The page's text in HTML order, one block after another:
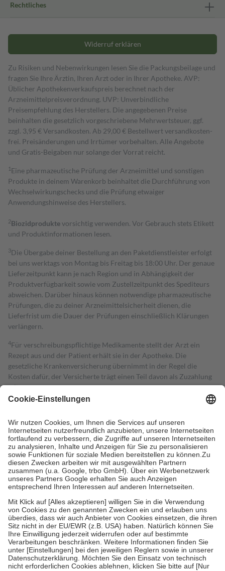
Rechtliches
Widerruf erklären
Zu Risiken und Nebenwirkungen lesen Sie die Packungsbeilage und
fragen Sie Ihre Ärztin, Ihren Arzt oder in Ihrer Apotheke. AVP:
Üblicher Apothekenverkaufspreis berechnet nach der
Arzneimittelpreisverordnung. UVP: Unverbindliche
Preisempfehlung des Herstellers. Die angegebenen Preise
beinhalten die gesetzlich vorgeschriebene Mehrwertsteuer, ggf.
zzgl. 3,95 € Versandkosten. Ab 29,00 € Bestell­wert versand­kosten­
frei. Preisänderungen und Irrtümer vorbehalten. Alle Angebote
und Gratis-Beigaben nur solange der Vorrat reicht.
1 Eine pharmazeutische Prüfung der Arzneimittel und sonstigen
Produkte in deinem Warenkorb beinhaltet die Durchführung von
Wechselwirkungschecks und die Prüfung etwaiger
Anwendungshinweise des Herstellers.
2Biozidproduktevorsichtig verwenden. Vor Gebrauch stets Etikett
und Produktinformationen lesen.
3Die Übergabe deiner Bestellung an den Paketdienstleister erfolgt
bei uns werktags von Montag bis Freitag bis 18:00 Uhr. Der genaue
Lieferzeitpunkt kann je nach Region und in Abhängigkeit der
Produktverfügbarkeit sowie vom Zustellzeitpunkt des Spediteurs
abweichen. Darüber hinaus können notwendige pharmazeutische
Prüfungen, die zu deiner Arzneimittelsicherheit dienen, die
Lieferfrist um die Dauer der Prüfungen einschließlich Klärungen
verlängern.
4Für verschreibungspflichtige Medikamente stellt der Arzt ein
Rezept aus und der Patient erhält sie in der Apotheke. Die
gesetzliche Krankenversicherung übernimmt in der Regel die
Kosten dafür, der Versicherte trägt einen Teil davon als Zuzahlung
mit.
Grundsätzlich leisten Mitglieder Zuzahlungen in Höhe von zehn
höchstens zehn Euro.
Es sind jedoch nie mehr als die tatsächlichen
Kosten der Leistung zu entrichten.
Diese Regeln gelten grundsätzlich auch für Online-Apotheken.
Bei Heilmitteln und häuslicher Krankenpflege beträgt die
Zuzahlung zehn Prozent der Kosten sowie zehn Euro je
Verordnung.
Um das Engagement der Versicherten für ihre eigene Gesundheit zu
stärken und die besondere Stellung der Familie zu unterstützen,
fallenkeine Zuzahlungenan bei:
• Kindern und Jugendlichen bis zum vollendeten 18. Lebensjahr
mit Ausnahme der Fahrkosten
• Untersuchungen zur Vorsorge und Früherkennung, die von der
GKV getragen werden
• empfohlenen Schutzimpfungen
• Harn- und Blutteststreifen